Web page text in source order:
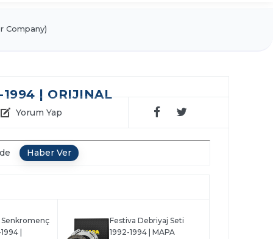
Company)
1994 | ORIJINAL
Yorum Yap
Senkromenç
|
Festiva Debriyaj Seti
1992-1994 | MAPA